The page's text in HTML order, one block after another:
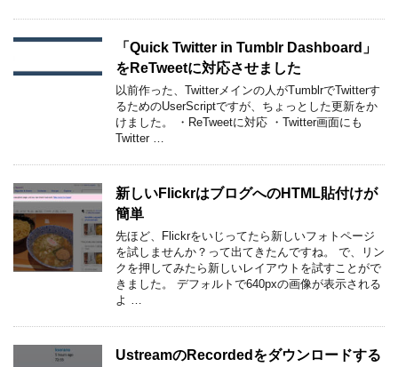
「Quick Twitter in Tumblr Dashboard」
をReTweetに対応させました
以前作った、Twitterメインの人がTumblrでTwitterす
るためのUserScriptですが、ちょっとした更新をか
けました。 ・ReTweetに対応 ・Twitter画面にも
Twitter …
新しいFlickrはブログへのHTML貼付けが
簡単
先ほど、Flickrをいじってたら新しいフォトページ
を試しませんか？って出てきたんですね。 で、リン
クを押してみたら新しいレイアウトを試すことがで
きました。 デフォルトで640pxの画像が表示される
よ …
UstreamのRecordedをダウンロードする